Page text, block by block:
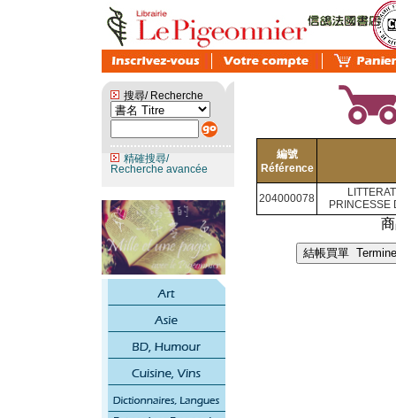
搜尋/ Recherche
精確搜尋/
Recherche avancée
編號
Référence
204000078
PRINCESSE